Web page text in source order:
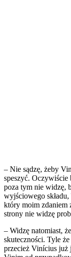
– Nie sądzę, żeby
speszyć. Oczywiście
poza tym nie widzę,
wyjściowego
który moim zdaniem
strony nie widzę
– Widzę natomiast,
skuteczności. Tyle
przecież Vinícius już